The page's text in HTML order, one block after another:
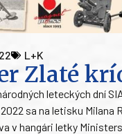
L+K
Zlaté
leteckých dní
sa na letisku Milana
v hangári letky